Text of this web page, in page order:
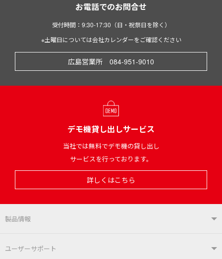
お電話でのお問合せ
受付時間：9:30-17:30（日・祝祭日を除く）
※土曜日については会社カレンダーをご確認ください
広島営業所 084-951-9010
デモ機貸し出しサービス
当社では無料でデモ機の貸し出し
サービスを行っております。
詳しくはこちら
製品情報
製品情報TOP
ユーザーサポート